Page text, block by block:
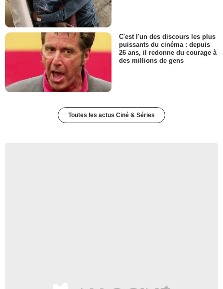
C'est l'un des discours les plus
puissants du cinéma : depuis
26 ans, il redonne du courage à
des millions de gens
Toutes les actus Ciné & Séries